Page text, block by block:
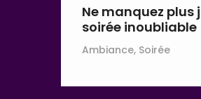
Ne manquez plus
soirée inoubliable
Ambiance, Soirée